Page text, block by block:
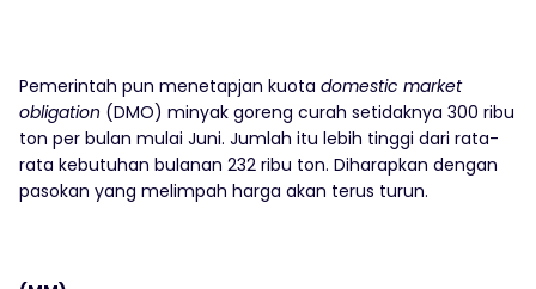
Pemerintah pun menetapjan kuota domestic market
obligation (DMO) minyak goreng curah setidaknya 300 ribu
ton per bulan mulai Juni. Jumlah itu lebih tinggi dari rata-
rata kebutuhan bulanan 232 ribu ton. Diharapkan dengan
pasokan yang melimpah harga akan terus turun.